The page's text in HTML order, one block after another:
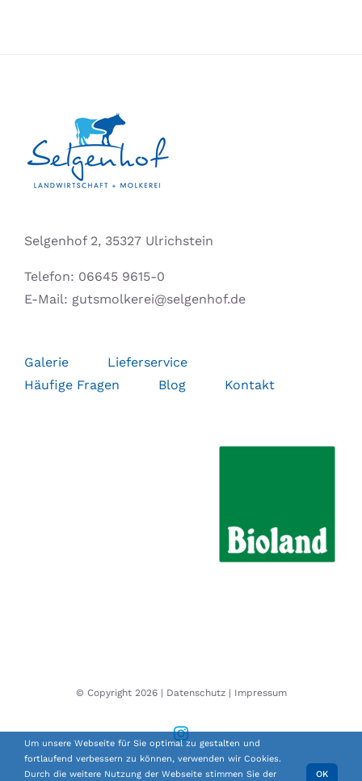
Selgenhof 2, 35327 Ulrichstein
Telefon: 06645 9615-0
E-Mail: gutsmolkerei@selgenhof.de
Galerie
Lieferservice
Häufige Fragen
Blog Kontakt
© Copyright 2026 | Datenschutz| Impressum
Instagram
Um unsere Webseite für Sie optimal zu gestalten und
fortlaufend verbessern zu können, verwenden wir Cookies.
Durch die weitere Nutzung der Webseite stimmen Sie der
OK